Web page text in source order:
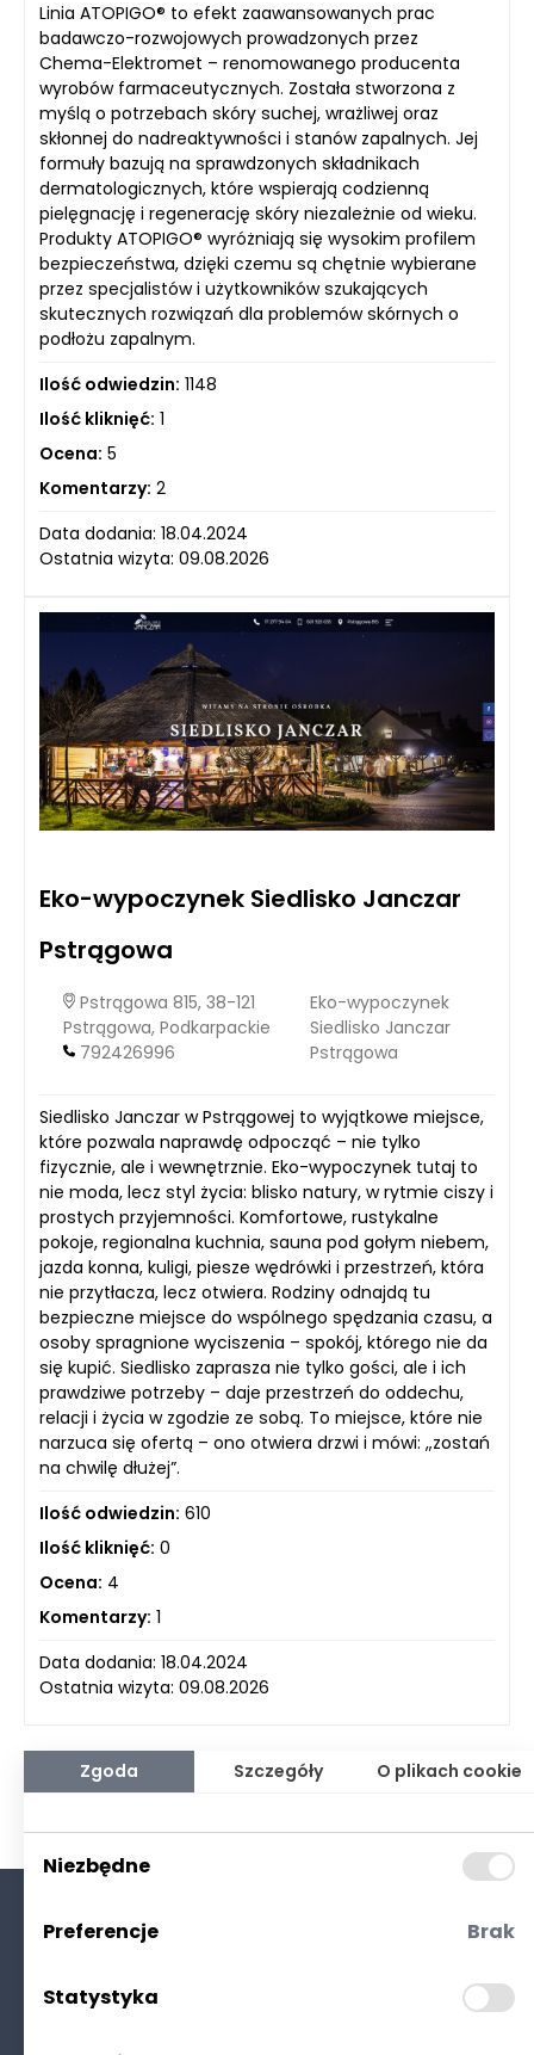
Linia ATOPIGO® to efekt zaawansowanych prac
badawczo-rozwojowych prowadzonych przez
Chema-Elektromet – renomowanego producenta
wyrobów farmaceutycznych. Została stworzona z
myślą o potrzebach skóry suchej, wrażliwej oraz
skłonnej do nadreaktywności i stanów zapalnych. Jej
formuły bazują na sprawdzonych składnikach
dermatologicznych, które wspierają codzienną
pielęgnację i regenerację skóry niezależnie od wieku.
Produkty ATOPIGO® wyróżniają się wysokim profilem
bezpieczeństwa, dzięki czemu są chętnie wybierane
przez specjalistów i użytkowników szukających
skutecznych rozwiązań dla problemów skórnych o
podłożu zapalnym.
Ilość odwiedzin: 1148
Ilość kliknięć: 1
Ocena: 5
Komentarzy: 2
Data dodania: 18.04.2024
Ostatnia wizyta: 09.08.2026
Eko-wypoczynek Siedlisko Janczar
Pstrągowa
Pstrągowa 815, 38-121
Pstrągowa, Podkarpackie
792426996
Eko-wypoczynek
Siedlisko Janczar
Pstrągowa
Siedlisko Janczar w Pstrągowej to wyjątkowe miejsce,
które pozwala naprawdę odpocząć – nie tylko
fizycznie, ale i wewnętrznie. Eko-wypoczynek tutaj to
nie moda, lecz styl życia: blisko natury, w rytmie ciszy i
prostych przyjemności. Komfortowe, rustykalne
pokoje, regionalna kuchnia, sauna pod gołym niebem,
jazda konna, kuligi, piesze wędrówki i przestrzeń, która
nie przytłacza, lecz otwiera. Rodziny odnajdą tu
bezpieczne miejsce do wspólnego spędzania czasu, a
osoby spragnione wyciszenia – spokój, którego nie da
się kupić. Siedlisko zaprasza nie tylko gości, ale i ich
prawdziwe potrzeby – daje przestrzeń do oddechu,
relacji i życia w zgodzie ze sobą. To miejsce, które nie
narzuca się ofertą – ono otwiera drzwi i mówi: „zostań
na chwilę dłużej”.
Ilość odwiedzin: 610
Ilość kliknięć: 0
Ocena: 4
Komentarzy: 1
Data dodania: 18.04.2024
Ostatnia wizyta: 09.08.2026
Polityka prywatności
Zgoda Szczegóły O plikach cookie
Niezbędne
Preferencje Brak
Statystyka